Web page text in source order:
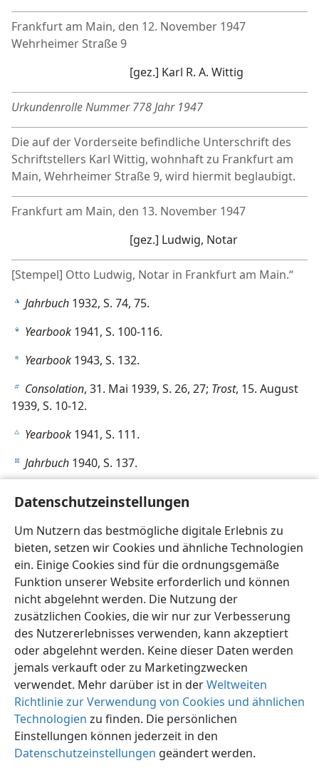
Datenschutzeinstellungen
Um Nutzern das bestmögliche digitale Erlebnis zu
bieten, setzen wir Cookies und ähnliche Technologien
ein. Einige Cookies sind für die ordnungsgemäße
Funktion unserer Website erforderlich und können
nicht abgelehnt werden. Die Nutzung der
zusätzlichen Cookies, die wir nur zur Verbesserung
des Nutzererlebnisses verwenden, kann akzeptiert
oder abgelehnt werden. Keine dieser Daten werden
jemals verkauft oder zu Marketingzwecken
verwendet. Mehr darüber ist in derWeltweiten
Richtlinie zur Verwendung von Cookies und ähnlichen
Technologien zu finden. Die persönlichen
Einstellungen können jederzeit in den
Datenschutzeinstellungen geändert werden.
Frankfurt am Main, den 12. November 1947
Wehrheimer Straße 9
[gez.] Karl R. A. Wittig
Urkundenrolle Nummer 778 Jahr 1947
Die auf der Vorderseite befindliche Unterschrift des
Schriftstellers Karl Wittig, wohnhaft zu Frankfurt am
Main, Wehrheimer Straße 9, wird hiermit beglaubigt.
Frankfurt am Main, den 13. November 1947
[gez.] Ludwig, Notar
[Stempel] Otto Ludwig, Notar in Frankfurt am Main.“
k Jahrbuch 1932, S. 74, 75.
l Yearbook 1941, S. 100-116.
a Yearbook 1943, S. 132.
b Consolation, 31. Mai 1939, S. 26, 27; Trost, 15. August
1939, S. 10-12.
c Yearbook 1941, S. 111.
d Jahrbuch 1940, S. 137.
g Informant, Dezember 1938.
Deutsch Teilen Einstellungen
Copyright© 2026 Watch Tower Bible and Tract Society of Pennsylvania
Nutzungsbedingungen
Datenschutzerklärung
Datenschutzeinstellungen
JW.ORG Anmelden